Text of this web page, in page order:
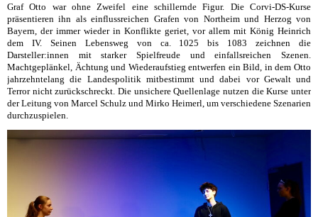
Graf Otto war ohne Zweifel eine schillernde Figur. Die Corvi-DS-Kurse
präsentieren ihn als einflussreichen Grafen von Northeim und Herzog von
Bayern, der immer wieder in Konflikte geriet, vor allem mit König Heinrich
dem IV. Seinen Lebensweg von ca. 1025 bis 1083 zeichnen die
Darsteller:innen mit starker Spielfreude und einfallsreichen Szenen.
Machtgeplänkel, Ächtung und Wiederaufstieg entwerfen ein Bild, in dem Otto
jahrzehntelang die Landespolitik mitbestimmt und dabei vor Gewalt und
Terror nicht zurückschreckt. Die unsichere Quellenlage nutzen die Kurse unter
der Leitung von Marcel Schulz und Mirko Heimerl, um verschiedene Szenarien
durchzuspielen.